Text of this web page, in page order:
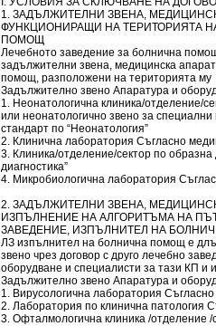
1. ЗАДЪЛЖИТЕЛНИ ЗВЕНА,
ФУНКЦИОНИРАЩИ НА ТЕРИТОРИЯТА
ПОМОЩ
Лечебното заведение за болнична
задължителни звена, медицинска
помощ, разположени на територията му
Задължително звено Апаратура и
1. Неонатологична клиника/отделение/
или неонатологично звено за
стандарт по “Неонатология”
2. Клинична лаборатория Съгласно
3. Клиника/отделение/сектор по
диагностика”
4. Микробиологична лаборатория
2. ЗАДЪЛЖИТЕЛНИ ЗВЕНА,
ИЗПЪЛНЕНИЕ НА АЛГОРИТЪМА НА
ЗАВЕДЕНИЕ, ИЗПЪЛНИТЕЛ НА
ЛЗ изпълнител на болнична помощ е
звено чрез договор с друго лечебно
оборудване и специалисти за тази КП и
Задължително звено Апаратура и
1. Вирусологична лаборатория
2. Лаборатория по клинична патология
3. Офталмологична клиника /отделение /